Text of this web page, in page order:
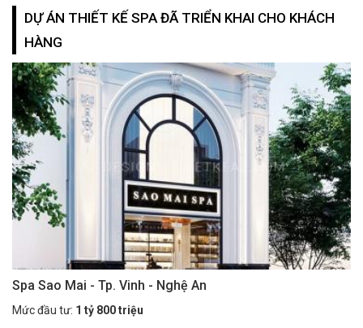
DỰ ÁN THIẾT KẾ SPA ĐÃ TRIỂN KHAI CHO KHÁCH
HÀNG
Spa Sao Mai - Tp. Vinh - Nghệ An
Mức đầu tư: 1 tỷ 800 triệu